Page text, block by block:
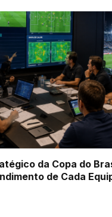
da Copa do
de Cada